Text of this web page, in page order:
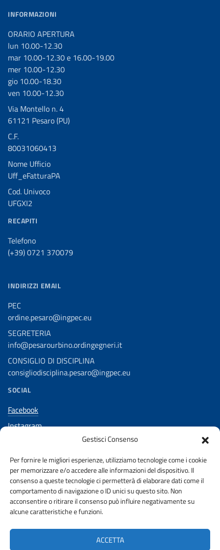
Gestisci Consenso
Per fornire le migliori esperienze, utilizziamo tecnologie come i cookie
per memorizzare e/o accedere alle informazioni del dispositivo. Il
consenso a queste tecnologie ci permetterà di elaborare dati come il
comportamento di navigazione o ID unici su questo sito. Non
acconsentire o ritirare il consenso può influire negativamente su
alcune caratteristiche e funzioni.
ACCETTA
INFORMAZIONI
ORARIO APERTURA
lun 10.00-12.30
mar 10.00-12.30 e 16.00-19.00
mer 10.00-12.30
gio 10.00-18.30
ven 10.00-12.30
Via Montello n. 4
61121 Pesaro (PU)
C.F.
80031060413
Nome Ufficio
Uff_eFatturaPA
Cod. Univoco
UFGXI2
RECAPITI
Telefono
(+39) 0721 370079
INDIRIZZI EMAIL
PEC
ordine.pesaro@ingpec.eu
SEGRETERIA
info@pesarourbino.ordingegneri.it
CONSIGLIO DI DISCIPLINA
consigliodisciplina.pesaro@ingpec.eu
SOCIAL
Facebook
Instagram
AMMINISTRAZIONE TRASPARENTE
PUBBLICITA’ LEGALE STAKEHOLDERS
PRIVACY POLICY URP WHISTLEBLOWING